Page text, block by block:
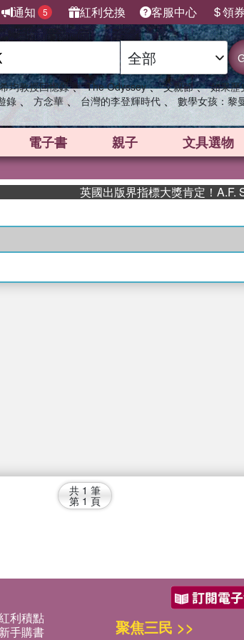
通知 5 紅利兌換 客服中心 領
均教授回憶錄 、 The Odyssey 、 父親節 、 如果歷
錄 、 方念華 、 台灣的李登輝時代 、 數學女孩：黎
電子書 親子 文具選物
英國出版界指標大獎肯定！A.F.
共 1 筆
第 1 頁
利積點
新手購書
聚焦三民 >>